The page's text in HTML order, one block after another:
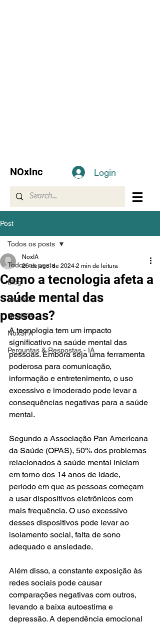
NOxInc Login
Post
Todos os posts
Blog
NoxINC
NoxRPA
NoxSFA
Perguntas & Respostas - IA
Todos os posts
Como a tecnologia afeta a
saúde mental das
pessoas?
NoxIA
26 de ago. de 2024 2 min de leitura
A tecnologia tem um impacto
significativo na saúde mental das
pessoas. Embora seja uma ferramenta
poderosa para comunicação,
informação e entretenimento, o uso
excessivo e imoderado pode levar a
consequências negativas para a saúde
mental.
Segundo a Associação Pan Americana
da Saúde (OPAS), 50% dos problemas
relacionados à saúde mental iniciam
em torno dos 14 anos de idade,
período em que as pessoas começam
a usar dispositivos eletrônicos com
mais frequência. O uso excessivo
desses dispositivos pode levar ao
isolamento social, falta de sono
adequado e ansiedade.
Além disso, a constante exposição às
redes sociais pode causar
comparações negativas com outros,
levando a baixa autoestima e
depressão. A dependência emocional